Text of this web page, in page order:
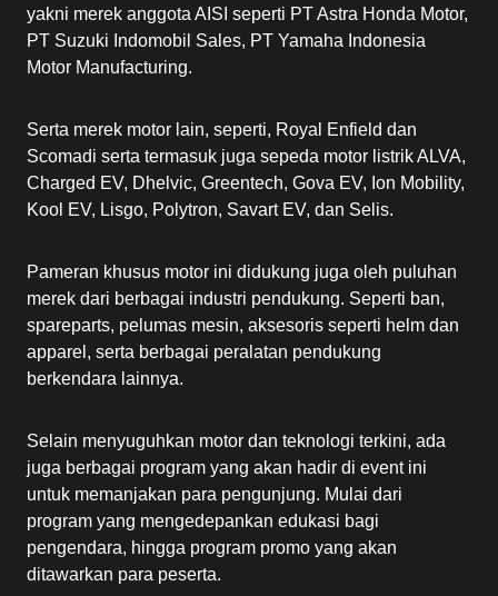
yakni merek anggota AISI seperti PT Astra Honda Motor,
PT Suzuki Indomobil Sales, PT Yamaha Indonesia
Motor Manufacturing.
Serta merek motor lain, seperti, Royal Enfield dan
Scomadi serta termasuk juga sepeda motor listrik ALVA,
Charged EV, Dhelvic, Greentech, Gova EV, Ion Mobility,
Kool EV, Lisgo, Polytron, Savart EV, dan Selis.
Pameran khusus motor ini didukung juga oleh puluhan
merek dari berbagai industri pendukung. Seperti ban,
spareparts, pelumas mesin, aksesoris seperti helm dan
apparel, serta berbagai peralatan pendukung
berkendara lainnya.
Selain menyuguhkan motor dan teknologi terkini, ada
juga berbagai program yang akan hadir di event ini
untuk memanjakan para pengunjung. Mulai dari
program yang mengedepankan edukasi bagi
pengendara, hingga program promo yang akan
ditawarkan para peserta.